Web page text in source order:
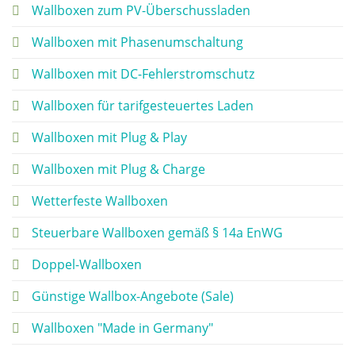
Wallboxen zum PV-Überschussladen
Wallboxen mit Phasenumschaltung
Wallboxen mit DC-Fehlerstromschutz
Wallboxen für tarifgesteuertes Laden
Wallboxen mit Plug & Play
Wallboxen mit Plug & Charge
Wetterfeste Wallboxen
Steuerbare Wallboxen gemäß § 14a EnWG
Doppel-Wallboxen
Günstige Wallbox-Angebote (Sale)
Wallboxen "Made in Germany"